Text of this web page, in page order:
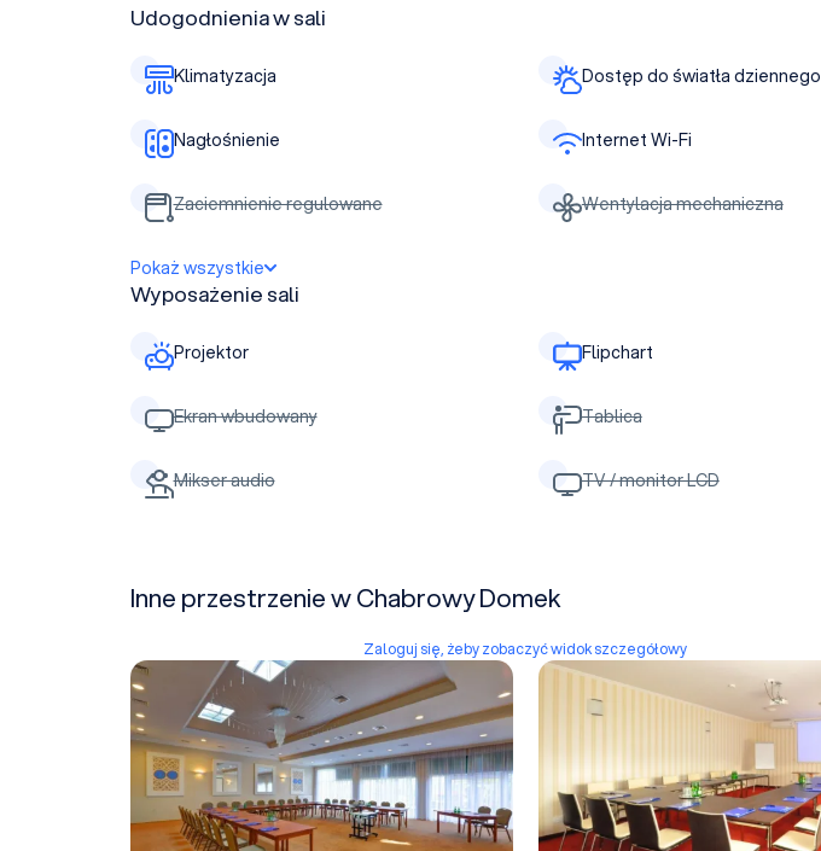
Udogodnienia w sali
Klimatyzacja Dostęp do światła dziennego
Nagłośnienie Internet Wi-Fi
Zaciemnienie regulowane Wentylacja mechaniczna
Pokaż wszystkie
Wyposażenie sali
Projektor Flipchart
Ekran wbudowany Tablica
Mikser audio TV / monitor LCD
Inne przestrzenie w Chabrowy Domek
Zaloguj się, żeby zobaczyć widok szczegółowy
Sala Lustrzana Sala konferencyjna 2